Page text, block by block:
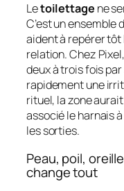
Letoilettage ne
C’est un ensemble
aident à repérer
relation. Chez
deux à trois fois
rapidement une
rituel, la zone
associé le harnais
les sorties.
Peau, poil,
change tout